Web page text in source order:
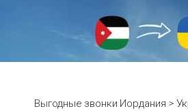
Выгодные звонки Иордания >